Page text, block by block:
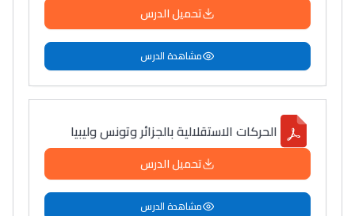
تحميل الدرس
مشاهدة الدرس
الحركات الاستقلالية بالجزائر وتونس وليبيا
تحميل الدرس
مشاهدة الدرس